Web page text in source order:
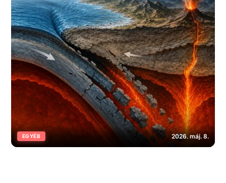
EGYÉB 2026. máj. 8.